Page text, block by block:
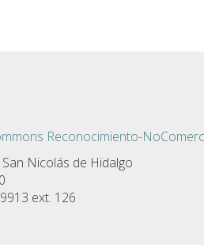
Reconocimiento-
Nicolás de Hidalgo
ext. 126